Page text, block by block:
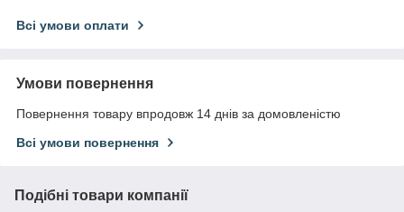
Всі умови оплати
Умови повернення
Повернення товару впродовж 14 днів за домовленістю
Всі умови повернення
Подібні товари компанії